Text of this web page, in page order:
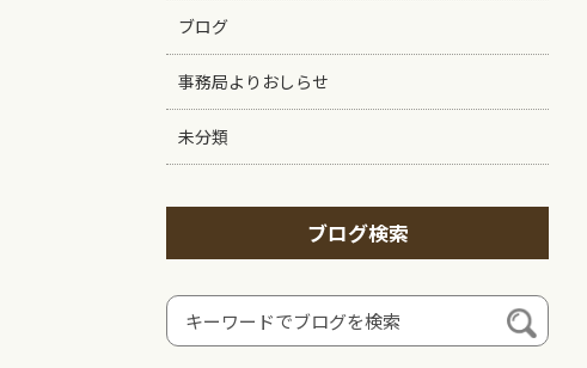
ブログ
事務局よりおしらせ
未分類
ブログ検索